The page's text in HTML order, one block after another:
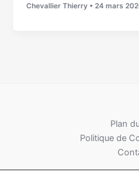
Chevallier Thierry •24 mars
Plan
Politique de